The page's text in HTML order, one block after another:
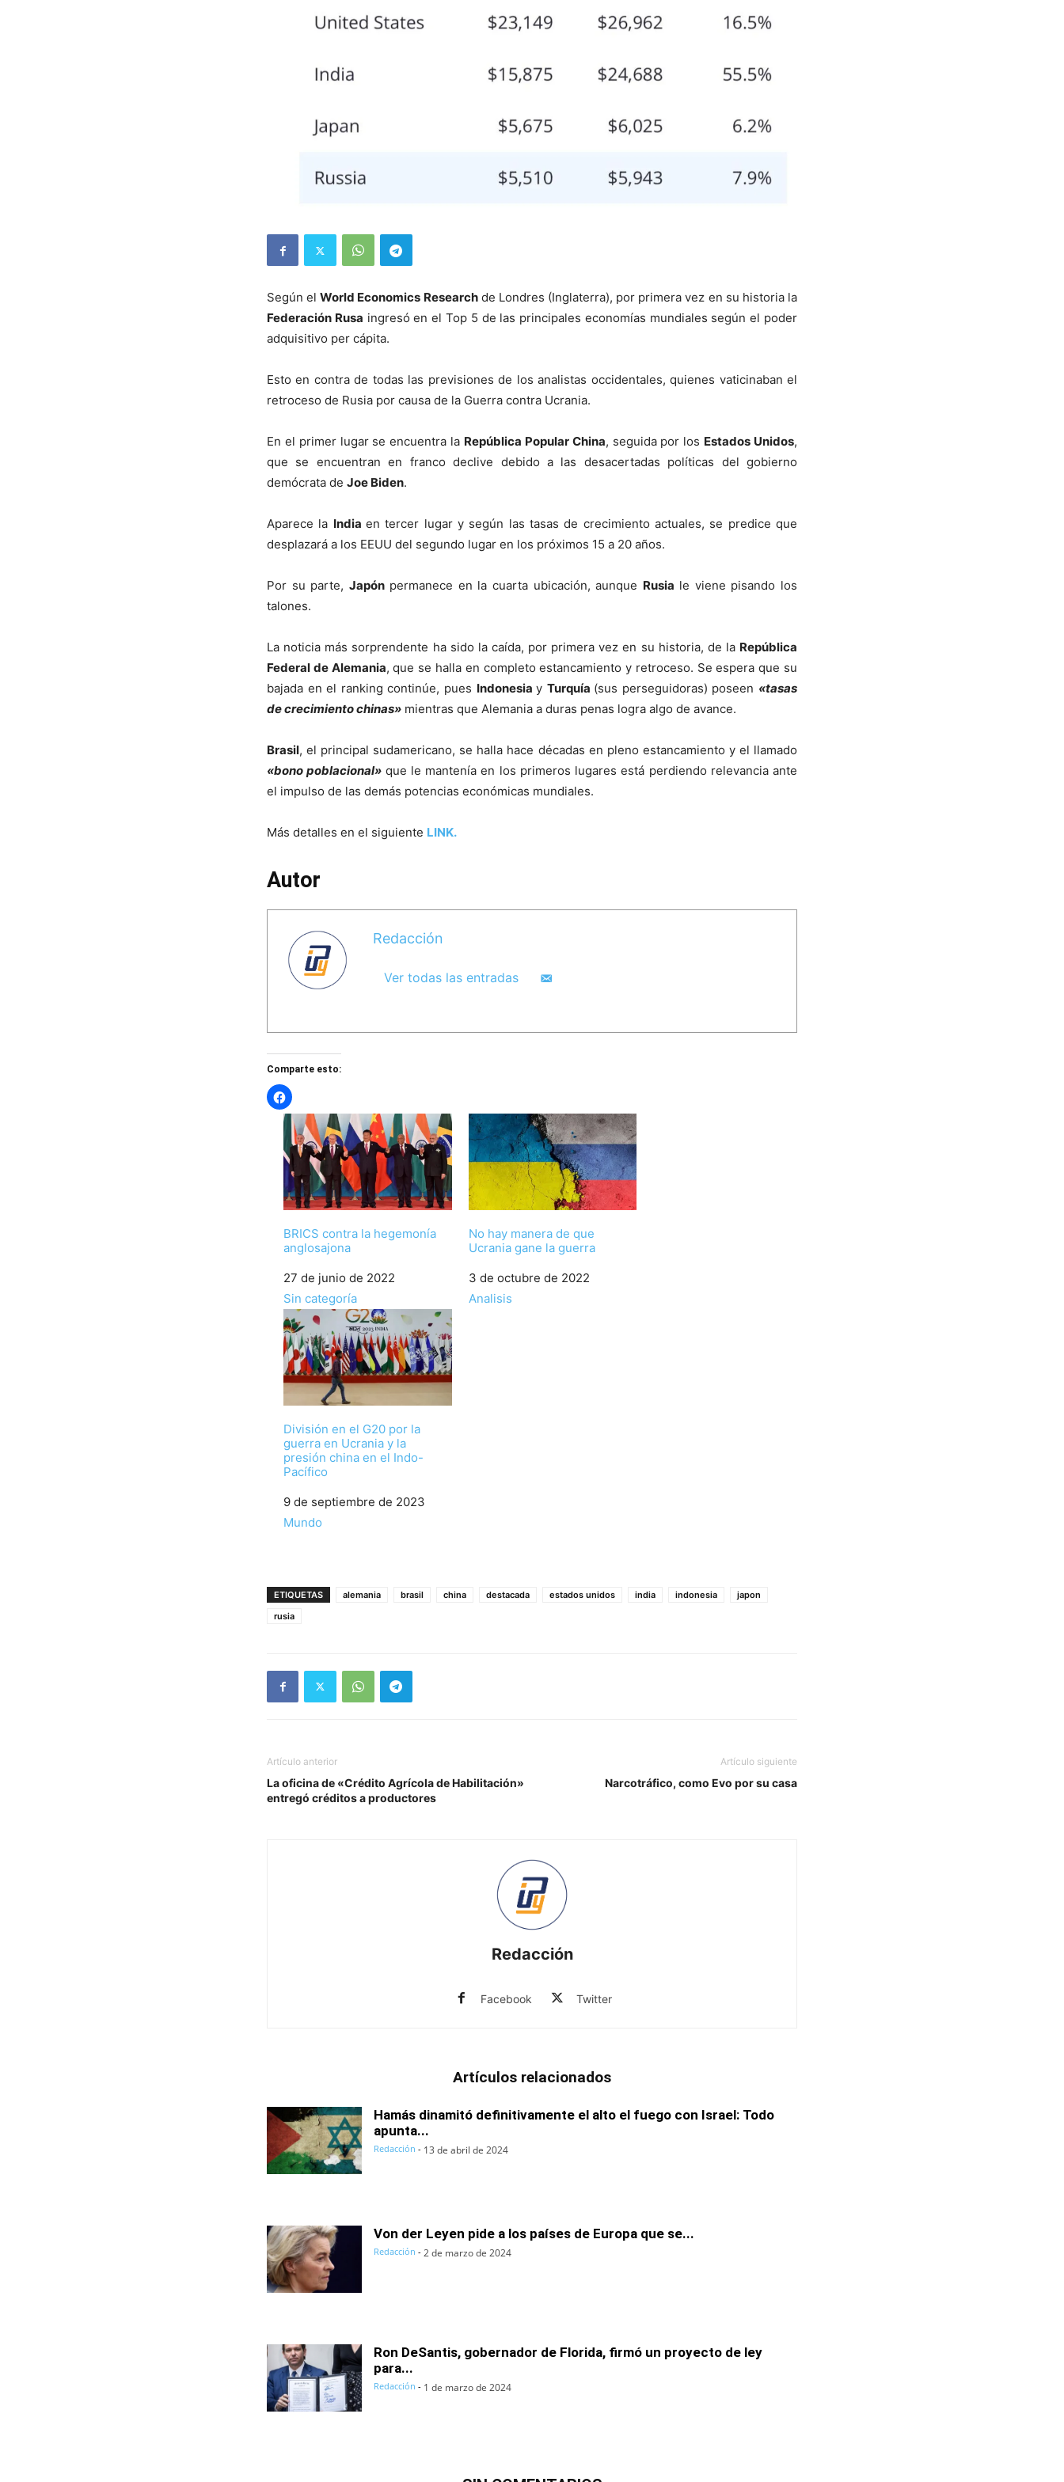
Según elWorld Economics Researchde Londres (Inglaterra), por primera vez en su historia la
Federación Rusa ingresó en el Top 5 de las principales economías mundiales según el poder
adquisitivo per cápita.
Esto en contra de todas las previsiones de los analistas occidentales, quienes vaticinaban el
retroceso de Rusia por causa de la Guerra contra Ucrania.
En el primer lugar se encuentra la República Popular China, seguida por los Estados Unidos,
que se encuentran en franco declive debido a las desacertadas políticas del gobierno
demócrata de Joe Biden.
Aparece la Indiaen tercer lugar y según las tasas de crecimiento actuales, se predice que
desplazará a los EEUU del segundo lugar en los próximos 15 a 20 años.
Por su parte,Japón permanece en la cuarta ubicación, aunque Rusia le viene pisando los
talones.
La noticia más sorprendente ha sido la caída, por primera vez en su historia, de la República
Federal de Alemania, que se halla en completo estancamiento y retroceso. Se espera que su
bajada en el ranking continúe, pues Indonesiay Turquía (sus perseguidoras) poseen «tasas
de crecimiento chinas» mientras que Alemania a duras penas logra algo de avance.
Brasil, el principal sudamericano, se halla hace décadas en pleno estancamiento y el llamado
«bono poblacional» que le mantenía en los primeros lugares está perdiendo relevancia ante
el impulso de las demás potencias económicas mundiales.
Más detalles en el siguiente LINK.
Autor
Redacción
Ver todas las entradas
Comparte esto:
BRICS contra la hegemonía
anglosajona
Fecha
27 de junio de 2022
Respecto a
Sin categoría
No hay manera de que
Ucrania gane la guerra
Fecha
3 de octubre de 2022
Respecto a
Analisis
División en el G20 por la
guerra en Ucrania y la
presión china en el Indo-
Pacífico
Fecha
9 de septiembre de 2023
Respecto a
Mundo
ETIQUETAS alemania brasil china destacada estados unidos india indonesia
japon
rusia
Artículo anterior
La oficina de «Crédito Agrícola de Habilitación»
entregó créditos a productores
Artículo siguiente
Narcotráfico, como Evo por su casa
Redacción
Facebook Twitter
Artículos relacionados
Hamás dinamitó definitivamente el alto el fuego con Israel: Todo
apunta...
Redacción - 13 de abril de 2024
Von der Leyen pide a los países de Europa que se...
Redacción - 2 de marzo de 2024
Ron DeSantis, gobernador de Florida, firmó un proyecto de ley
para...
Redacción - 1 de marzo de 2024